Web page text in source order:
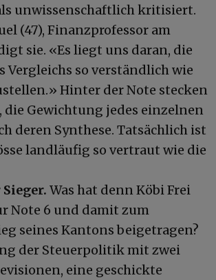
unwissenschaftlich kritisiert.
(47), Finanzprofessor am
sie. «Es liegt uns daran, die
Vergleichs so verständlich wie
Hinter der Note stecken
die Gewichtung jedes einzelnen
deren Synthese. Tatsächlich ist
landläufig so vertraut wie die
Was hat denn Köbi Frei
Note 6 und damit zum
seines Kantons beigetragen?
der Steuerpolitik mit zwei
eine geschickte